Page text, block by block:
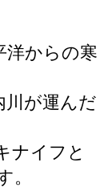
洋からの寒
川が運んだ
ナイフと
。